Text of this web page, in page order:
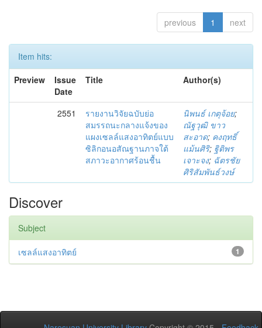
previous 1 next
Item hits:
Preview
Issue
Date
Title Author(s)
2551
รายงานวิจัยฉบับย่อ
สมรรถนะกลางแจ้งของ
แผงเซลล์แสงอาทิตย์แบบ
ซิลิกอนอสัณฐานภาจใต้
สภาวะอากาศร้อนชื้น
นิพนธ์ เกตุจ้อย;
ณัฐวุฒิ ขาว
สะอาด; คงฤทธิ์
แม้นศิริ; ฐิติพร
เจาะจง; ฉัตรชัย
ศิริสัมพันธ์วงษ์
Discover
Subject
1
เซลล์แสงอาทิตย์